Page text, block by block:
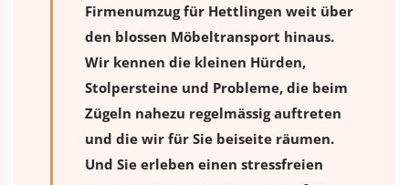
Firmenumzug für Hettlingen weit über
den blossen Möbeltransport hinaus.
Wir kennen die kleinen Hürden,
Stolpersteine und Probleme, die beim
Zügeln nahezu regelmässig auftreten
und die wir für Sie beiseite räumen.
Und Sie erleben einen stressfreien